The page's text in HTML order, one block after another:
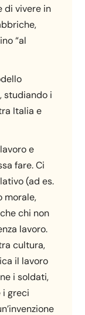
di vivere in
“al
studiando i
Italia e
e
fare. Ci
(ad es.
morale,
chi non
lavoro.
cultura,
il lavoro
i soldati,
i greci